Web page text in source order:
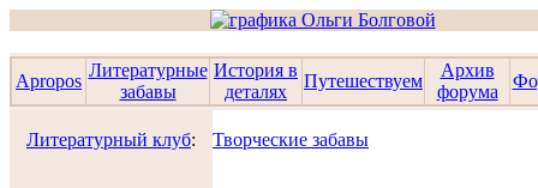
Apropos
Литературные
забавы
История в
деталях
Путешествуем
Архив
форума
Литературный клуб: Творческие забавы